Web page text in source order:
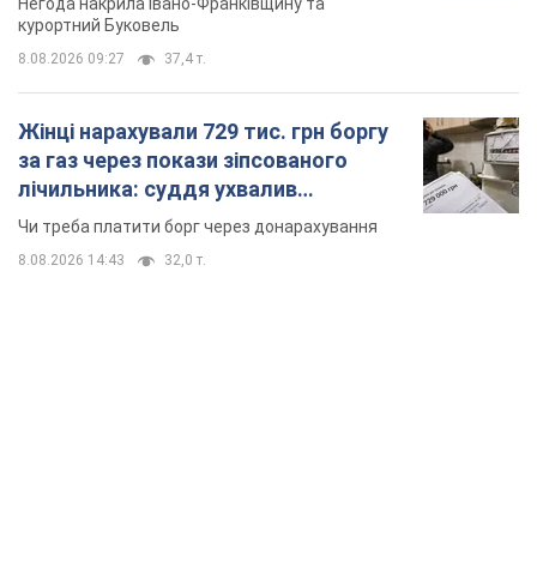
курортний Буковель
8.08.2026 09:27 37,4 т.
Жінці нарахували 729 тис. грн боргу
за газ через покази зіпсованого
лічильника: суддя ухвалив
неочікуване рішення
Чи треба платити борг через донарахування
8.08.2026 14:43 32,0 т.